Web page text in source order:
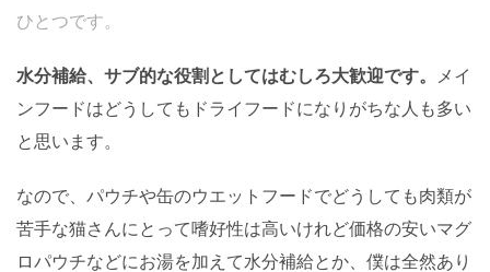
ひとつです。
水分補給、サブ的な役割としてはむしろ大歓迎です。
メイ
ンフードはどうしてもドライフードになりがちな人も多い
と思います。
なので、パウチや缶のウエットフードでどうしても肉類が
苦手な猫さんにとって嗜好性は高いけれど価格の安いマグ
ロパウチなどにお湯を加えて水分補給とか、僕は全然あり